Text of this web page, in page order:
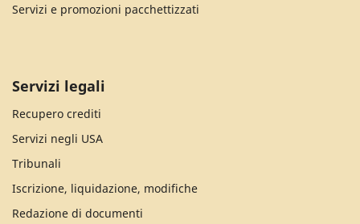
Servizi e promozioni pacchettizzati
Servizi legali
Recupero crediti
Servizi negli USA
Tribunali
Iscrizione, liquidazione, modifiche
Redazione di documenti